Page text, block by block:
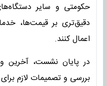
حکومتی و سایر
دقیق‌تری بر قیمت‌ها،
اعمال کنند.
در پایان نشست، آخرین
بررسی و تصمیمات لازم